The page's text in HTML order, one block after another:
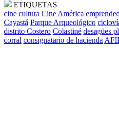
ETIQUETAS
cine cultura Cine América
Cayastá Parque Arqueológico
distrito Costero Colastiné desagües
corral consignatario de hacienda